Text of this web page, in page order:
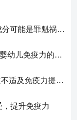
宝宝胃肠道不适？奶粉中的这些成分可能是罪魁祸首！
宝宝总生病就是免疫力低下？关于婴幼儿免疫力的真相，家长必须了解！
宝宝喂养难题：奶粉喂养与胃肠道不适及免疫力提升的奥秘
提升免疫力